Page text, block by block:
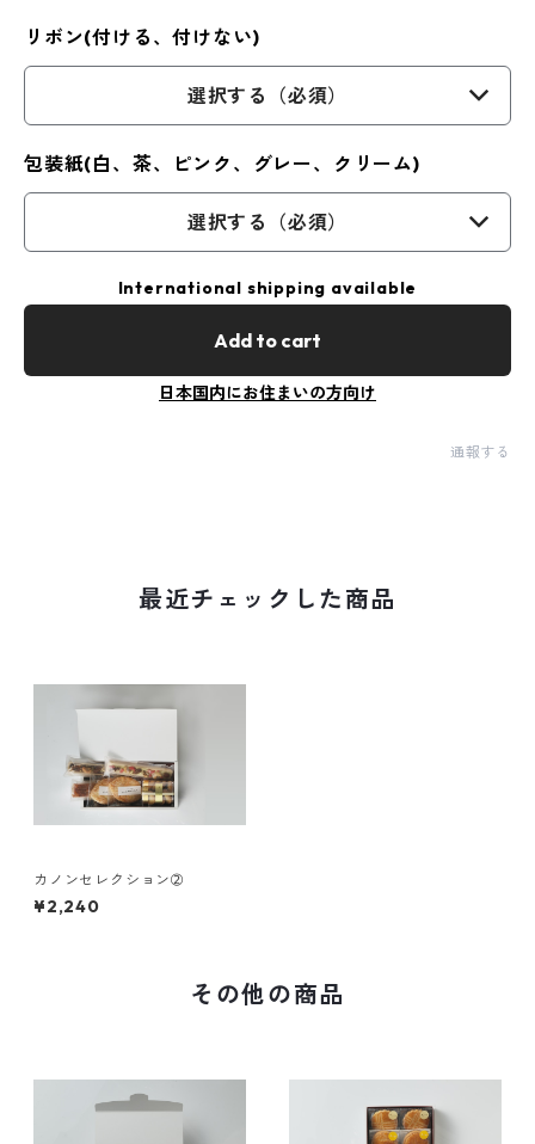
リボン(付ける、付けない)
選択する（必須）
包装紙(白、茶、ピンク、グレー、クリーム)
選択する（必須）
International shipping available
Add to cart
日本国内にお住まいの方向け
通報する
最近チェックした商品
カノンセレクション➁
¥2,240
その他の商品